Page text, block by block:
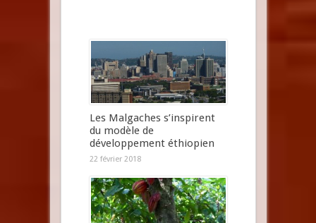
Les Malgaches s’inspirent
du modèle de
développement éthiopien
22 février 2018